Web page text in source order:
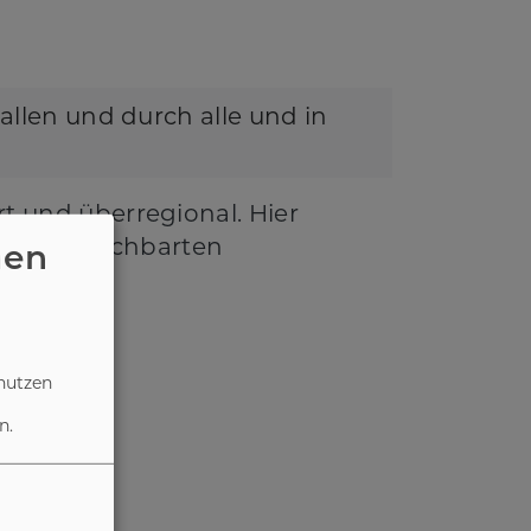
und durch alle und in
und überregional. Hier
benachbarten